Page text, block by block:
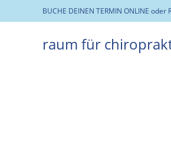
BUCHE DEINEN TERMIN ONLINE oder
raum für